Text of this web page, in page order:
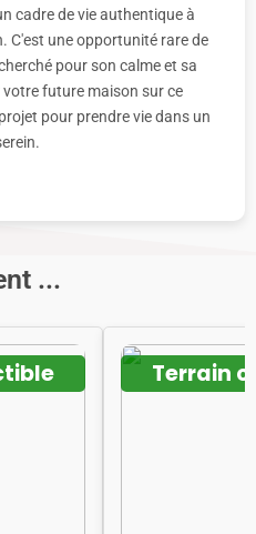
cadre de vie authentique à
C'est une opportunité rare de
pour son calme et sa
future maison sur ce
pour prendre vie dans un
...
Terrain